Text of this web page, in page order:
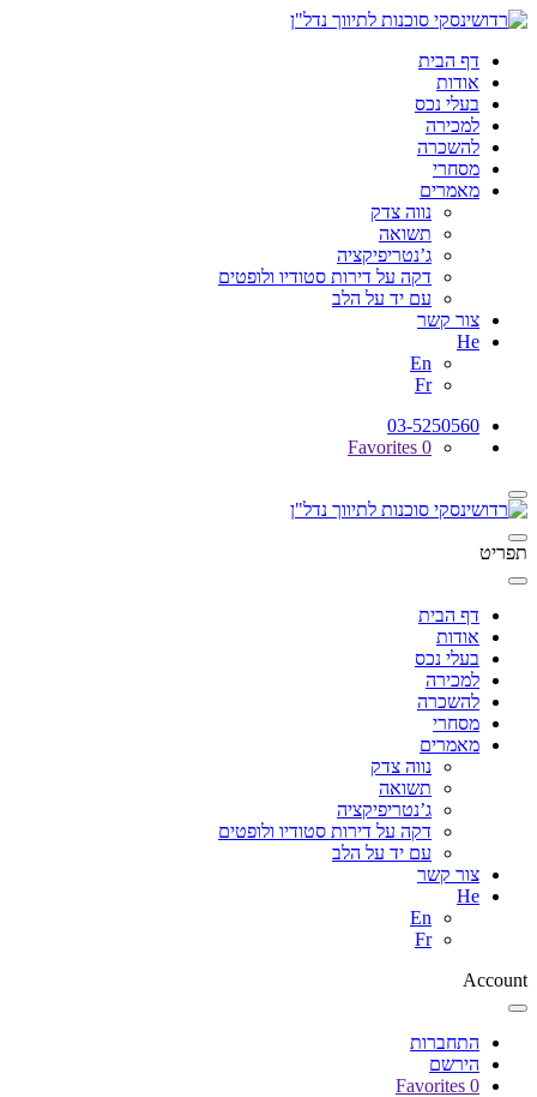
דף הבית
אודות
בעלי נכס
למכירה
להשכרה
מסחרי
מאמרים
נווה צדק
תשואה
ג’נטריפיקציה
דקה על דירות סטודיו ולופטים
עם יד על הלב
צור קשר
He
En
Fr
03-5250560
Favorites 0
תפריט
דף הבית
אודות
בעלי נכס
למכירה
להשכרה
מסחרי
מאמרים
נווה צדק
תשואה
ג’נטריפיקציה
דקה על דירות סטודיו ולופטים
עם יד על הלב
צור קשר
He
En
Fr
Account
התחברות
הירשם
Favorites 0